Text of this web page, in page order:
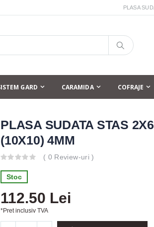
PLASA
GARD CARAMIDA COFRAJE
PLASA SUDATA STAS 2X6
(10X10) 4MM
( 0 Review-uri )
Stoc
112.50 Lei
*Pret inclusiv TVA